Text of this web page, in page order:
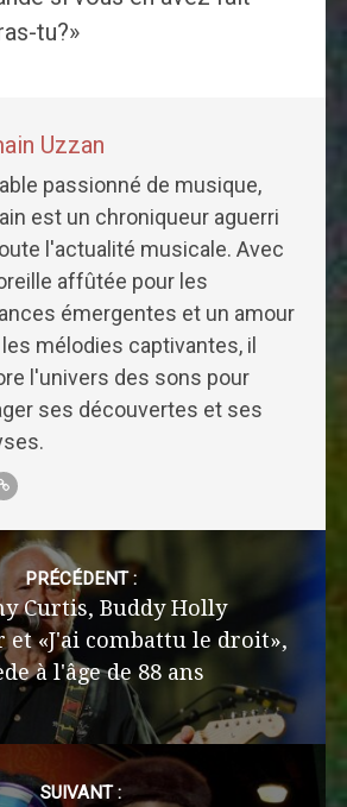
tu?»
Uzzan
passionné de musique,
est un chroniqueur aguerri
l'actualité musicale. Avec
affûtée pour les
émergentes et un amour
mélodies captivantes, il
l'univers des sons pour
ses découvertes et ses
PRÉCÉDENT :
Curtis, Buddy Holly
et «J'ai combattu le droit»,
à l'âge de 88 ans
SUIVANT :